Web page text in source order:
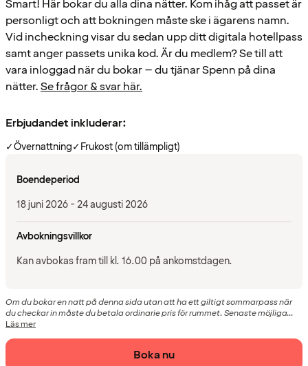
Smart! Här bokar du alla dina nätter. Kom ihåg att passet är
personligt och att bokningen måste ske i ägarens namn.
Vid incheckning visar du sedan upp ditt digitala hotellpass
samt anger passets unika kod. Är du medlem? Se till att
vara inloggad när du bokar – du tjänar Spenn på dina
nätter.Se frågor & svar här.
Erbjudandet inkluderar:
✓Övernattning✓Frukost (om tillämpligt)
Boendeperiod
18 juni 2026 - 24 augusti 2026
Avbokningsvillkor
Kan avbokas fram till kl. 16.00 på ankomstdagen.
Om du bokar en natt på denna sida utan att ha ett giltigt sommarpass när
du checkar in måste du betala ordinarie pris för rummet. Senaste möjliga...
Läs mer
Boka nu